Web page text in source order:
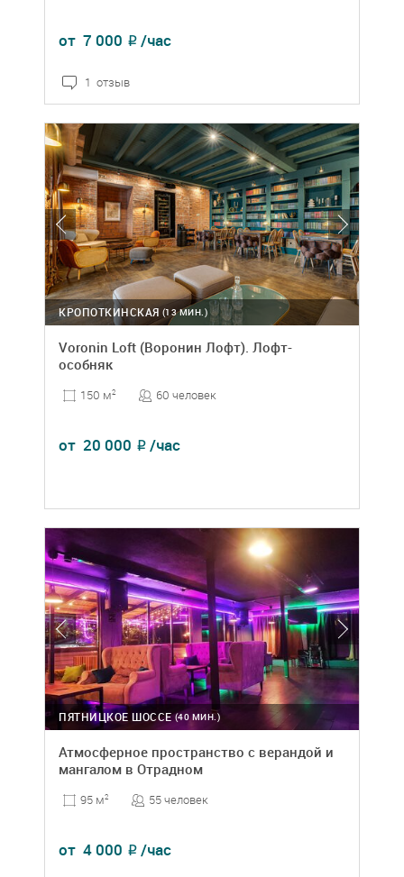
от 7 000 ₽ /час
1 отзыв
(13 МИН.)
КРОПОТКИНСКАЯ
Voronin Loft (Воронин Лофт). Лофт-
особняк
150 м2 60 человек
от 20 000 ₽ /час
(40 МИН.)
ПЯТНИЦКОЕ ШОССЕ
Атмосферное пространство с верандой и
мангалом в Отрадном
95 м2 55 человек
от 4 000 ₽ /час